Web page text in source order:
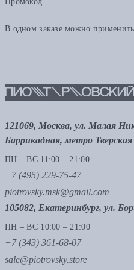
В одном заказе можно
121069, Москва, ул. Малая
Баррикадная, метро Тверская
ПН – ВС 11:00 – 21:00
+7 (495) 229-75-47
piotrovsky.msk@gmail.com
105082, Екатеринбург, ул.
ПН – ВС 10:00 – 21:00
+7 (343) 361-68-07
sale@piotrovsky.store